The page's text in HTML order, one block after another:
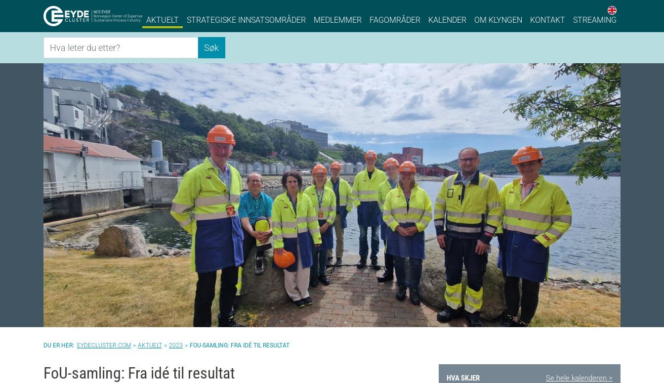
Eyde-Cluster | NCE EYDE, Norwegian Center of Expertise, Sustainable Process Industry
AKTUELT STRATEGISKE INNSATSOMRÅDER MEDLEMMER FAGOMRÅDER KALENDER OM KLYNGEN KONTAKT STREAMING
English
Søk Søk
EYDECLUSTER.COM AKTUELT 2023 FOU-SAMLING: FRA IDÉ TIL RESULTAT
FoU-samling: Fra idé til resultat HVA SKJER Se hele kalenderen >